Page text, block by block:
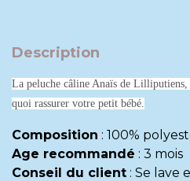
Description
La peluche câline Anaïs de
quoi rassurer votre petit bébé.
Composition : 100%
Age recommandé : 3 mois
Conseil du client : Se lave